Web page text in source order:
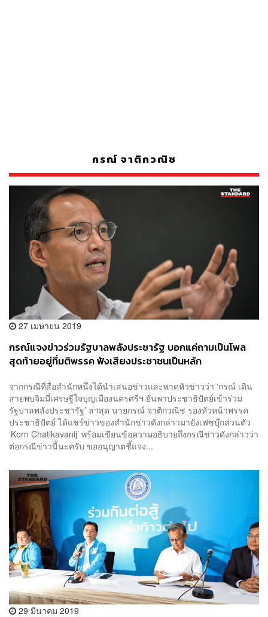
กรณ์ จาติกวณิช
27 เมษายน 2019
กรณ์แจงข่าวร่วมรัฐบาลพลังประชารัฐ บอกแค่ถามเป็นโพล
สุดท้ายอยู่ที่มติพรรค ฟังเสียงประชาชนเป็นหลัก
จากกรณีที่สื่อสำนักหนึ่งได้นำเสนอข่าวและพาดหัวข่าวว่า ‘กรณ์ เดิน
สายพบจิมมี่เศรษฐีใจบุญเมืองนครศรีฯ ยันพาประชาธิปัตย์เข้าร่วม
รัฐบาลพลังประชารัฐ’ ล่าสุด นายกรณ์ จาติกวณิช รองหัวหน้าพรรค
ประชาธิปัตย์ ได้แชร์ข่าวของสำนักข่าวดังกล่าวมายังเฟซบุ๊กส่วนตัว
‘Korn Chatikavanij’ พร้อมเขียนข้อความอธิบายถึงกรณีข่าวดังกล่าวว่า
ต่อกรณีข่าวนี้นะครับ ขออนุญาตชี้แจง...
29 มีนาคม 2019